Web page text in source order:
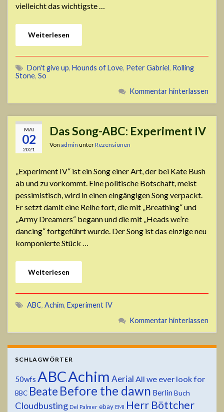
vielleicht das wichtigste …
Weiterlesen
Don't give up, Hounds of Love, Peter Gabriel, Rolling
Stone, So
Kommentar hinterlassen
MAI
02
2021
Das Song-ABC: Experiment IV
Von admin unterRezensionen
„Experiment IV“ ist ein Song einer Art, der bei Kate Bush
ab und zu vorkommt. Eine politische Botschaft, meist
pessimistisch, wird in einen eingängigen Song verpackt.
Er setzt damit eine Reihe fort, die mit „Breathing“ und
„Army Dreamers“ begann und die mit „Heads we’re
dancing“ fortgeführt wurde. Der Song ist das einzige neu
komponierte Stück …
Weiterlesen
ABC, Achim, Experiment IV
Kommentar hinterlassen
SCHLAGWÖRTER
50wfs ABCAchim Aerial All we ever look for
BBC Beate Before the dawn Berlin Buch
Cloudbusting Del Palmer ebay EMI Herr Böttcher